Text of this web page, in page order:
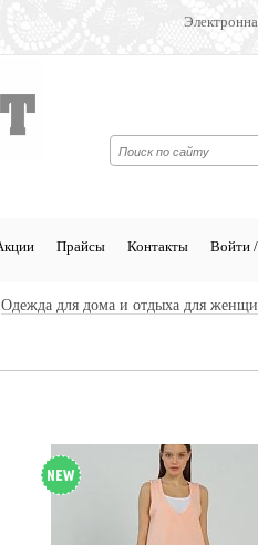
Прайсы Контакты Войти /
Одежда для дома и отдыха для